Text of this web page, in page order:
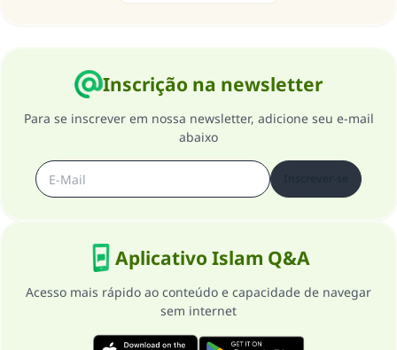
Inscrição na newsletter
Para se inscrever em nossa newsletter, adicione seu e-mail
abaixo
Aplicativo Islam Q&A
Acesso mais rápido ao conteúdo e capacidade de navegar
sem internet